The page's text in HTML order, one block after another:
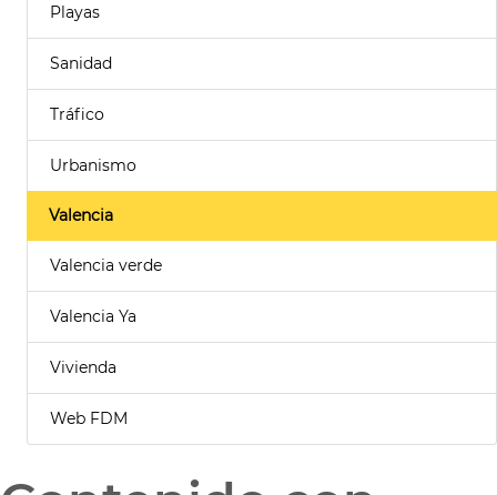
Playas
Sanidad
Tráfico
Urbanismo
Valencia
Valencia verde
Valencia Ya
Vivienda
Web FDM